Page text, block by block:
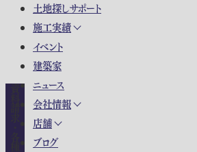
土地探しサポート
施工実績
イベント
建築家
ニュース
会社情報
店舗
ブログ